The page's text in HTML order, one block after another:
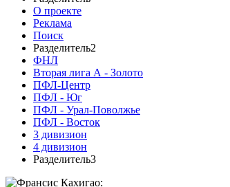
О проекте
Реклама
Поиск
Разделитель2
ФНЛ
Вторая лига А - Золото
ПФЛ-Центр
ПФЛ - Юг
ПФЛ - Урал-Поволжье
ПФЛ - Восток
3 дивизион
4 дивизион
Разделитель3